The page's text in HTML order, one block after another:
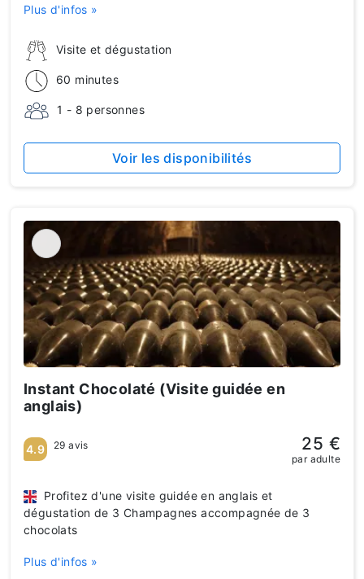
Visite et dégustation
60 minutes
1 - 8 personnes
Plus d'infos »
Voir les disponibilités
Instant Chocolaté (Visite guidée en
anglais)
Profitez d'une visite guidée en anglais et
dégustation de 3 Champagnes accompagnée de 3
chocolats
Plus d'infos »
4.9 29 avis 25 €
par adulte